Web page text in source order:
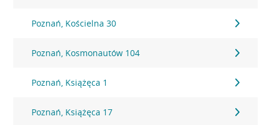
Poznań, Kościelna 30
Poznań, Kosmonautów 104
Poznań, Książęca 1
Poznań, Książęca 17